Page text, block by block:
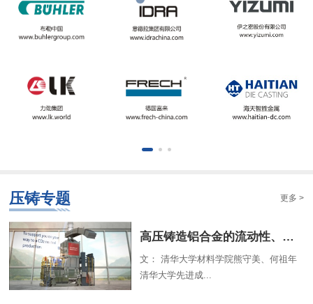
压铸专题 更多 >
​高压铸造铝合金的流动性、组织特征及解析模型（一）
文： 清华大学材料学院熊守美、何祖年
清华大学先进成...